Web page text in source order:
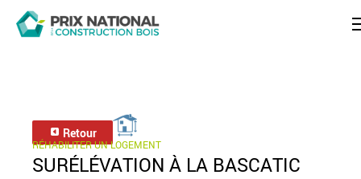
Retour
RÉHABILITER UN LOGEMENT
SURÉLÉVATION À LA BASCATIC